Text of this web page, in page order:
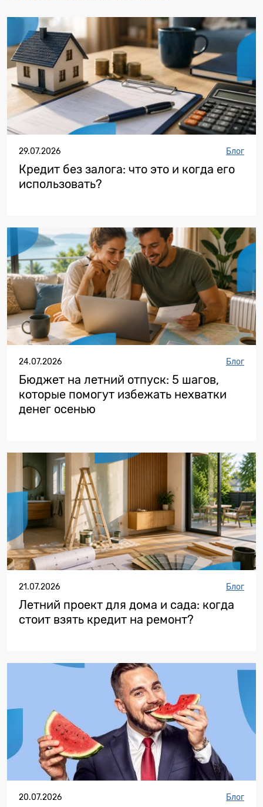
29.07.2026 Блог
Кредит без залога: что это и когда его
использовать?
24.07.2026 Блог
Бюджет на летний отпуск: 5 шагов,
которые помогут избежать нехватки
денег осенью
21.07.2026 Блог
Летний проект для дома и сада: когда
стоит взять кредит на ремонт?
20.07.2026 Блог